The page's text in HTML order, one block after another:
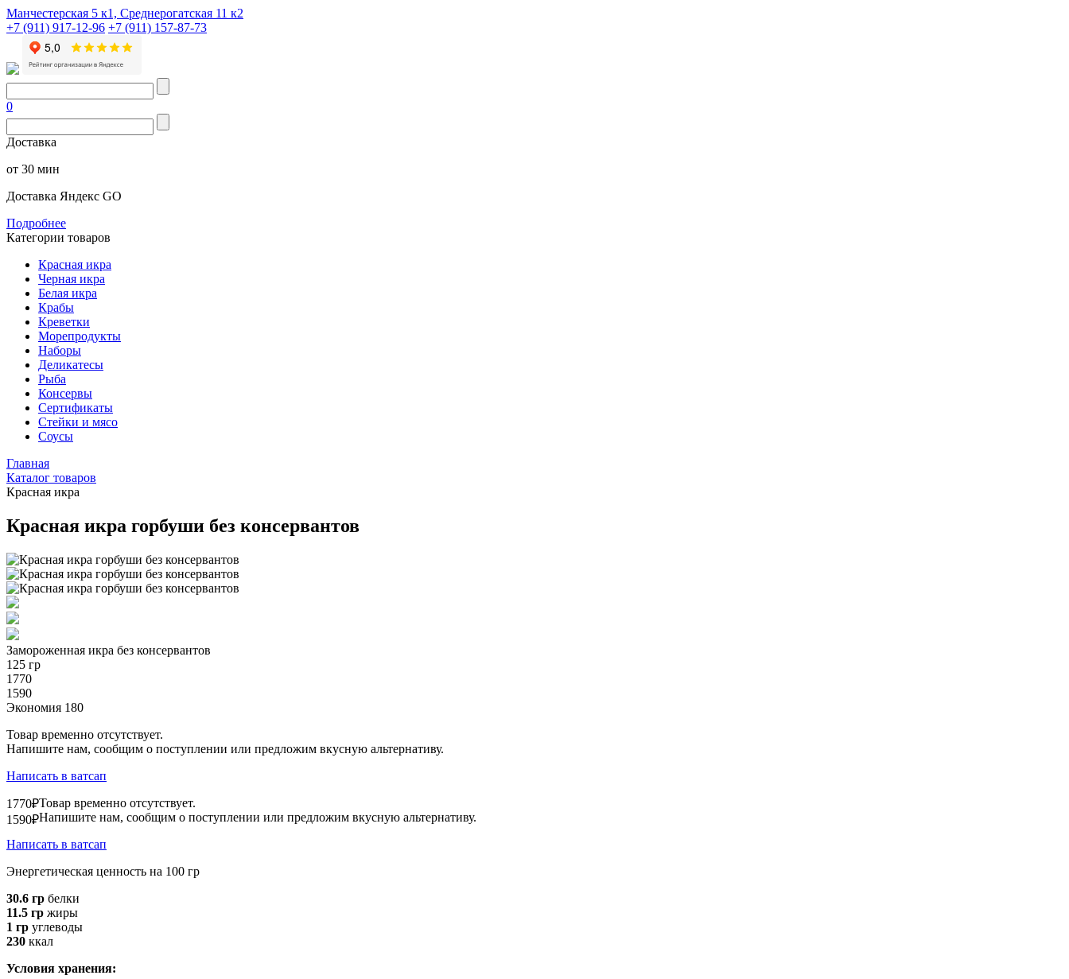
Манчестерская 5 к1, Среднерогатская 11 к2
+7 (911) 917-12-96 +7 (911) 157-87-73
0
Доставка
от 30 мин
Доставка Яндекс GO
Подробнее
Категории товаров
Красная икра
Черная икра
Белая икра
Крабы
Креветки
Морепродукты
Наборы
Деликатесы
Рыба
Консервы
Сертификаты
Стейки и мясо
Соусы
Главная
Каталог товаров
Красная икра
Красная икра горбуши без консервантов
Замороженная икра без консервантов
125 гр
1770
1590
Экономия 180
Товар временно отсутствует.
Напишите нам, сообщим о поступлении или предложим вкусную альтернативу.
Написать в ватсап
1770₽
1590₽
Товар временно отсутствует.
Напишите нам, сообщим о поступлении или предложим вкусную альтернативу.
Написать в ватсап
Энергетическая ценность на 100 гр
30.6 гр белки
11.5 гр жиры
1 гр углеводы
230 ккал
Условия хранения: